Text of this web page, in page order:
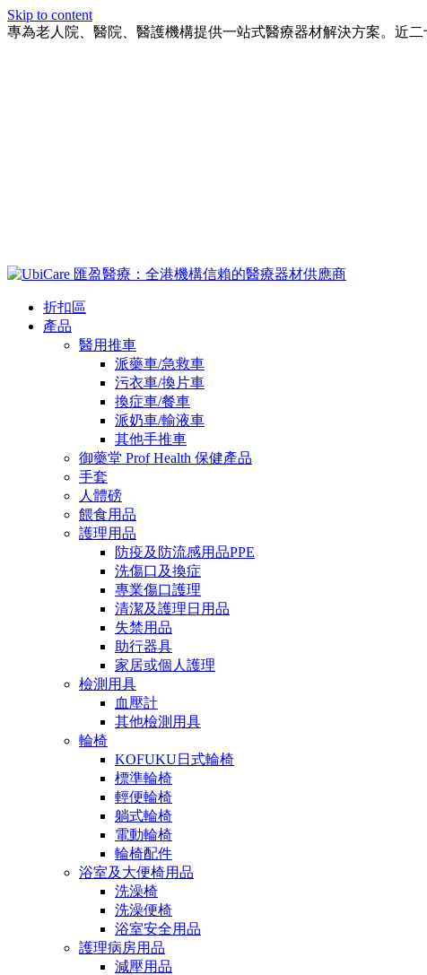
Skip to content
專為老人院、醫院、醫護機構提供一站式醫療器材解決方案。近
折扣區
產品
醫用推車
派藥車/急救車
污衣車/換片車
換症車/餐車
派奶車/輸液車
其他手推車
御藥堂 Prof Health 保健產品
手套
人體磅
餵食用品
護理用品
防疫及防流感用品PPE
洗傷口及換症
專業傷口護理
清潔及護理日用品
失禁用品
助行器具
家居或個人護理
檢測用具
血壓計
其他檢測用具
輪椅
KOFUKU日式輪椅
標準輪椅
輕便輪椅
躺式輪椅
電動輪椅
輪椅配件
浴室及大便椅用品
洗澡椅
洗澡便椅
浴室安全用品
護理病房用品
減壓用品